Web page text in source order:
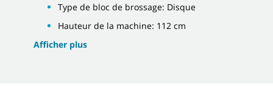
Type de bloc de brossage: Disque
Hauteur de la machine: 112 cm
Afficher plus